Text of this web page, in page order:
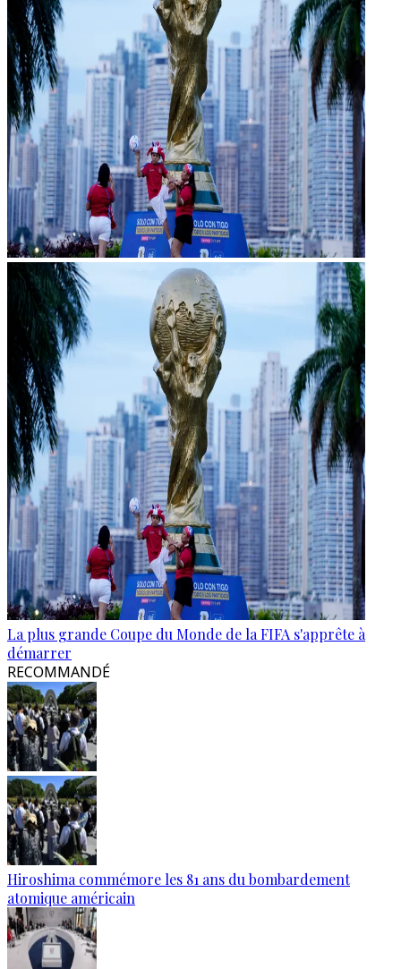
La plus grande Coupe du Monde de la FIFA s'apprête à
démarrer
RECOMMANDÉ
Hiroshima commémore les 81 ans du bombardement
atomique américain